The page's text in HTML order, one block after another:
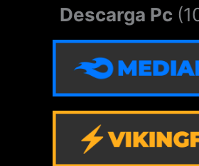
Descarga Pc